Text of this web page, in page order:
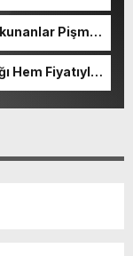
Pişman
Hem Fiyatıyla